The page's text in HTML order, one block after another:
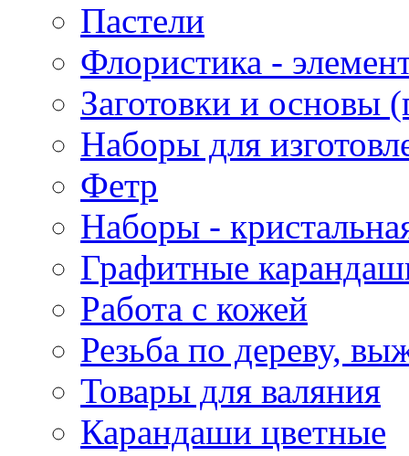
Пастели
Флористика -
Заготовки и основы
Наборы для
Фетр
Наборы -
Графитные
Работа с кожей
Резьба по дереву,
Товары для валяния
Карандаши цветные